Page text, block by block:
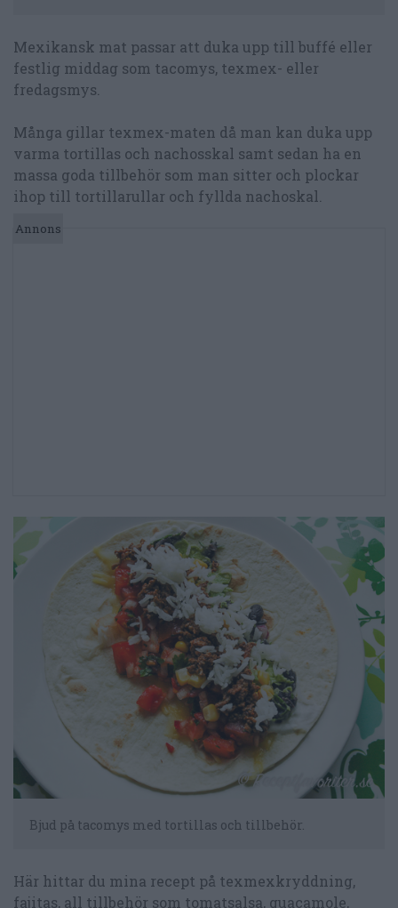
Mexikansk mat passar att duka upp till buffé eller
festlig middag som tacomys, texmex- eller
fredagsmys.
Många gillar texmex-maten då man kan duka upp
varma tortillas och nachosskal samt sedan ha en
massa goda tillbehör som man sitter och plockar
ihop till tortillarullar och fyllda nachoskal.
Bjud på tacomys med tortillas och tillbehör.
Här hittar du mina recept på texmexkryddning,
fajitas, all tillbehör som tomatsalsa, guacamole,